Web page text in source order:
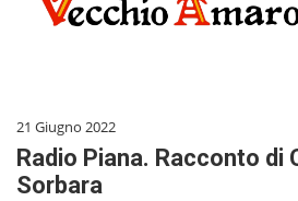
21 Giugno 2022
Radio Piana. Racconto di
Sorbara